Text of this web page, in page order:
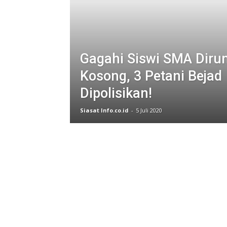
Gagahi Siswi SMA
Kosong, 3 Petani Bejad
Dipolisikan!
Siasat Info.co.id - 5 Juli 2020